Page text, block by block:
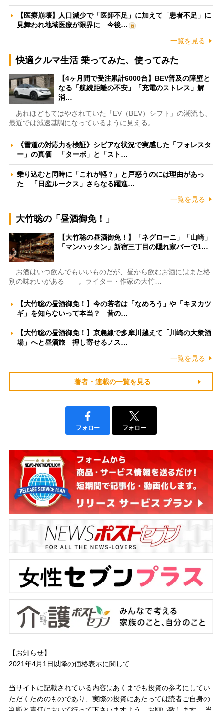
【医療崩壊】人口減少で「医師不足」に加えて「患者不足」に
見舞われ地域医療が限界に 今後…
一覧を見る
快適クルマ生活 乗ってみた、使ってみた
【4ヶ月間で受注累計6000台】BEV普及の障壁と
なる「航続距離の不安」「充電のストレス」解
消…
あれほどもてはやされていた「EV（BEV）シフト」の潮流も、
最近では減速基調になっているように見える。…
《雪道の対応力を検証》シビアな状況で実感した「フォレスタ
ー」の真価 「ターボ」と「スト…
乗り込むと同時に「これが軽？」と戸惑うのには理由があっ
た 「日産ルークス」さらなる躍進…
一覧を見る
大竹聡の「昼酒御免！」
【大竹聡の昼酒御免！】「ネグローニ」「山崎」
「マンハッタン」新宿三丁目の隠れ家バーで1…
お酒はいつ飲んでもいいものだが、昼から飲むお酒にはまた格
別の味わいがある――。ライター・作家の大竹…
【大竹聡の昼酒御免！】今の若者は「なめろう」や「キヌカツ
ギ」を知らないって本当？ 昔の…
【大竹聡の昼酒御免！】京急線で多摩川越えて「川崎の大衆酒
場」へと昼酒旅 押し寄せるノス…
一覧を見る
著者・連載の一覧を見る
フォロー フォロー
【お知らせ】
2021年4月1日以降の価格表示に関して
当サイトに記載されている内容はあくまでも投資の参考にしてい
ただくためのものであり、実際の投資にあたっては読者ご自身の
判断と責任において行って下さいますよう、お願い致します。 当